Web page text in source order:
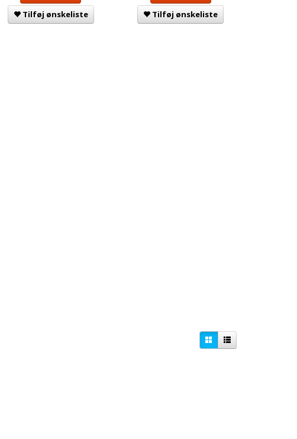
Tilføj ønskeliste
Tilføj ønskeliste